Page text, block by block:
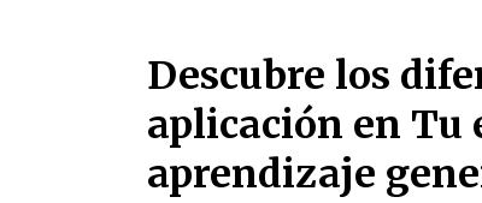
Descubre los
aplicación en Tu
aprendizaje